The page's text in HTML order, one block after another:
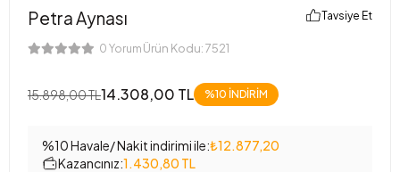
Petra Aynası
0 Yorum Ürün Kodu:7521
Tavsiye Et
15.898,00 TL14.308,00 TL %10 İNDİRİM
%10 Havale/ Nakit indirimi ile:₺12.877,20
Kazancınız:1.430,80 TL